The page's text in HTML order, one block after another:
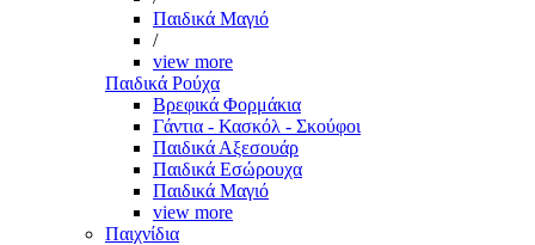
Παιδικά Μαγιό
/
view more
Παιδικά Ρούχα
Βρεφικά Φορμάκια
Γάντια - Κασκόλ - Σκούφοι
Παιδικά Αξεσουάρ
Παιδικά Εσώρουχα
Παιδικά Μαγιό
view more
Παιχνίδια